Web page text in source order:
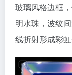
玻璃风格边框
明水珠，波纹
线折射形成彩